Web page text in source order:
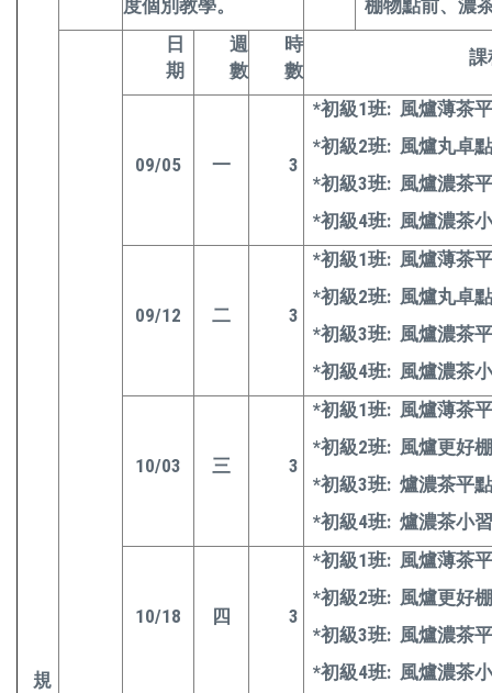
規
度個別教學。
棚物點前、濃
日
期
週
數
時
數
課
09/05 一 3
*初級1班: 風爐薄茶
*初級2班: 風爐丸卓
*初級3班: 風爐濃茶
*初級4班: 風爐濃茶
09/12 二 3
*初級1班: 風爐薄茶
*初級2班: 風爐丸卓
*初級3班: 風爐濃茶
*初級4班: 風爐濃茶
10/03 三 3
*初級1班: 風爐薄茶
*初級2班: 風爐更好
*初級3班: 爐濃茶平
*初級4班: 爐濃茶小
10/18 四 3
*初級1班: 風爐薄茶
*初級2班: 風爐更好
*初級3班: 風爐濃茶
*初級4班: 風爐濃茶